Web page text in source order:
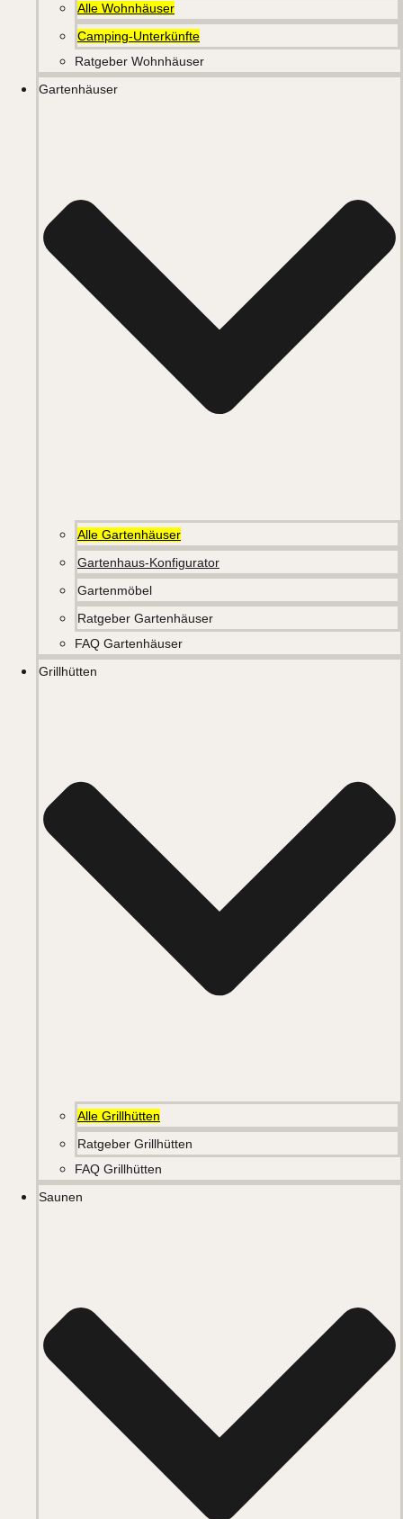
Alle Wohnhäuser
Camping-Unterkünfte
Ratgeber Wohnhäuser
Gartenhäuser
Alle Gartenhäuser
Gartenhaus-Konfigurator
Gartenmöbel
Ratgeber Gartenhäuser
FAQ Gartenhäuser
Grillhütten
Alle Grillhütten
Ratgeber Grillhütten
FAQ Grillhütten
Saunen